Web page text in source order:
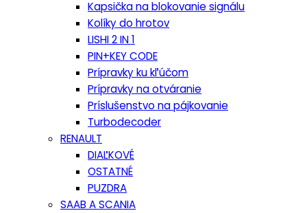
Kapsička na blokovanie signálu
Kolíky do hrotov
LISHI 2 IN 1
PIN+KEY CODE
Prípravky ku kľúčom
Prípravky na otváranie
Príslušenstvo na pájkovanie
Turbodecoder
RENAULT
DIAĽKOVÉ
OSTATNÉ
PUZDRA
SAAB A SCANIA